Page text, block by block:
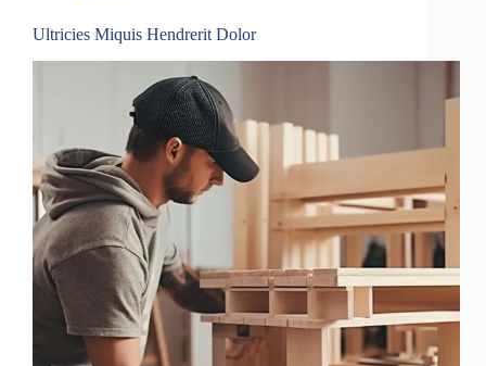
Ultricies Miquis Hendrerit Dolor